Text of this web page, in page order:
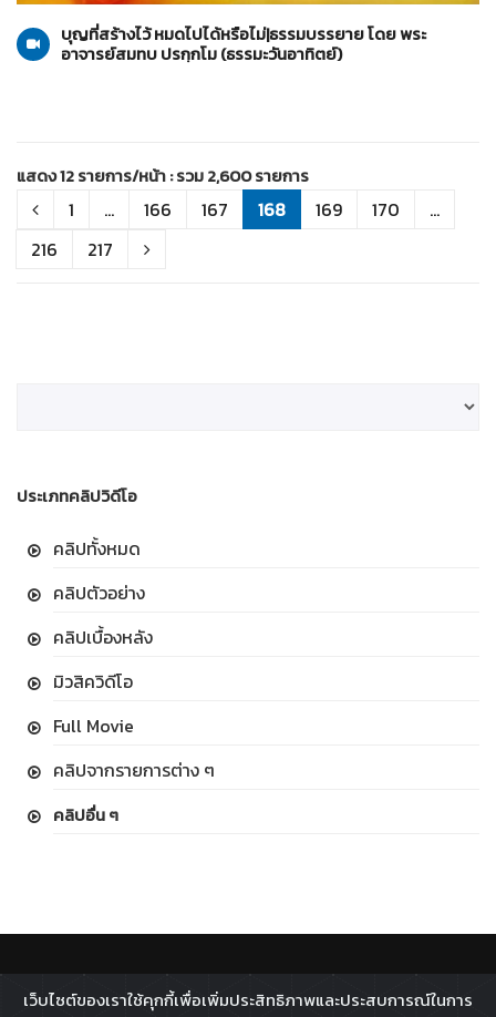
บุญที่สร้างไว้ หมดไปได้หรือไม่|ธรรมบรรยาย โดย พระ
อาจารย์สมทบ ปรกฺกโม (ธรรมะวันอาทิตย์)
แสดง 12 รายการ/หน้า : รวม 2,600 รายการ
1 ... 166 167 168 169 170
...
216
217
ประเภทคลิปวิดีโอ
คลิปทั้งหมด
คลิปตัวอย่าง
คลิปเบื้องหลัง
มิวสิควิดีโอ
Full Movie
คลิปจากรายการต่าง ๆ
คลิปอื่น ๆ
เว็บไซต์ของเราใช้คุกกี้เพื่อเพิ่มประสิทธิภาพและประสบการณ์ในการ